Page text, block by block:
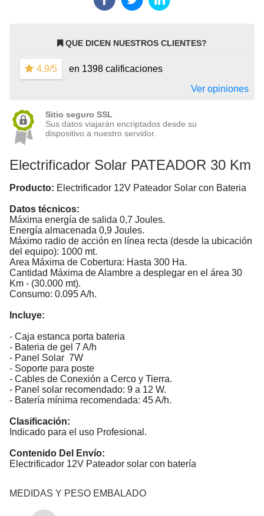
QUE DICEN NUESTROS CLIENTES?
4.9/5
en 1398 calificaciones
Ver opiniones
Sitio seguro SSL
Sus datos viajarán encriptados desde su
dispositivo a nuestro servidor.
Electrificador Solar PATEADOR 30 Km
Producto: Electrificador 12V Pateador Solar con Bateria
Datos técnicos:
Máxima energía de salida 0,7 Joules.
Energía almacenada 0,9 Joules.
Máximo radio de acción en línea recta (desde la ubicación
del equipo): 1000 mt.
Area Máxima de Cobertura: Hasta 300 Ha.
Cantidad Máxima de Alambre a desplegar en el área 30
Km - (30.000 mt).
Consumo: 0.095 A/h.
Incluye:
- Caja estanca porta bateria
- Bateria de gel 7 A/h
- Panel Solar 7W
- Soporte para poste
- Cables de Conexión a Cerco y Tierra.
- Panel solar recomendado: 9 a 12 W.
- Batería mínima recomendada: 45 A/h.
Clasificación:
Indicado para el uso Profesional.
Contenido Del Envío:
Electrificador 12V Pateador solar con batería
MEDIDAS Y PESO EMBALADO